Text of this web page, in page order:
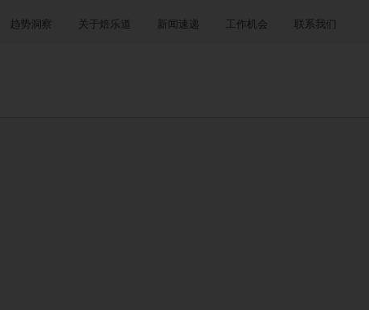
趋势洞察 关于焙乐道 新闻速递 工作机会 联系我们